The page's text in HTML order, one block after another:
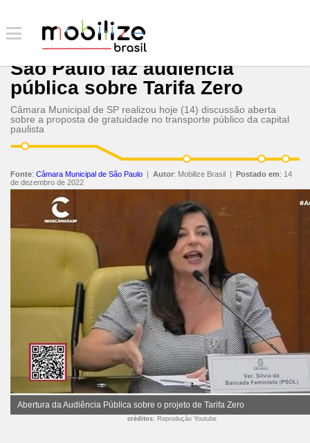
São Paulo faz audiência
pública sobre Tarifa Zero
Câmara Municipal de SP realizou hoje (14) discussão aberta
sobre a proposta de gratuidade no transporte público da capital
paulista
Fonte: Câmara Municipal de São Paulo | Autor: Mobilize Brasil | Postado em: 14
de dezembro de 2022
Abertura da Audiência Pública sobre o projeto de Tarifa Zero
créditos: Reprodução Youtube